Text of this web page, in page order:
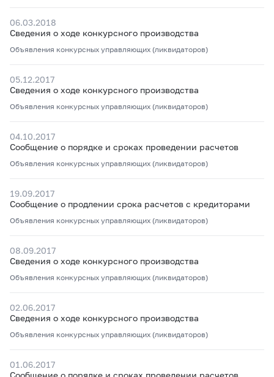
06.03.2018
Сведения о ходе конкурсного производства
Объявления конкурсных управляющих (ликвидаторов)
05.12.2017
Сведения о ходе конкурсного производства
Объявления конкурсных управляющих (ликвидаторов)
04.10.2017
Сообщение о порядке и сроках проведении расчетов
Объявления конкурсных управляющих (ликвидаторов)
19.09.2017
Сообщение о продлении срока расчетов с кредиторами
Объявления конкурсных управляющих (ликвидаторов)
08.09.2017
Сведения о ходе конкурсного производства
Объявления конкурсных управляющих (ликвидаторов)
02.06.2017
Сведения о ходе конкурсного производства
Объявления конкурсных управляющих (ликвидаторов)
01.06.2017
Сообщение о порядке и сроках проведении расчетов